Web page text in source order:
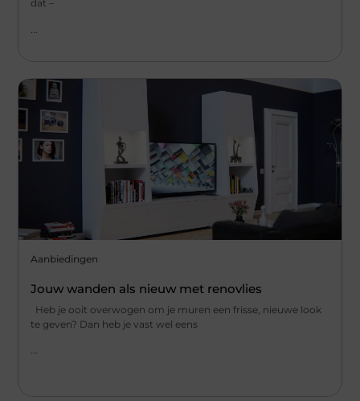
dat –
Aanbiedingen
Jouw wanden als nieuw met renovlies
Heb je ooit overwogen om je muren een frisse, nieuwe look
te geven? Dan heb je vast wel eens
...